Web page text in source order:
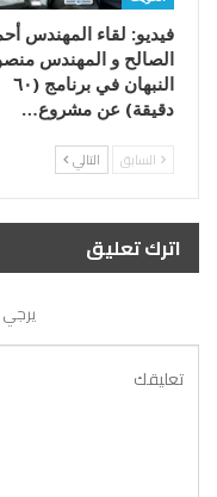
فيديو: لقاء المهندس
الصالح و المهندس
النبهان في برنامج (٦٠
دقيقة) عن مشروع…
السابق التالي
اترك تعليق